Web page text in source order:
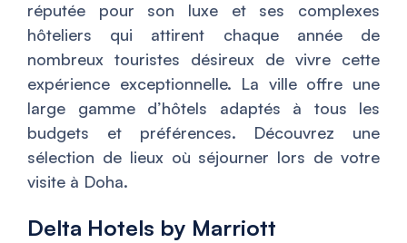
réputée pour son luxe et ses complexes
hôteliers qui attirent chaque année de
nombreux touristes désireux de vivre cette
expérience exceptionnelle. La ville offre une
large gamme d’hôtels adaptés à tous les
budgets et préférences. Découvrez une
sélection de lieux où séjourner lors de votre
visite à Doha.
Delta Hotels by Marriott